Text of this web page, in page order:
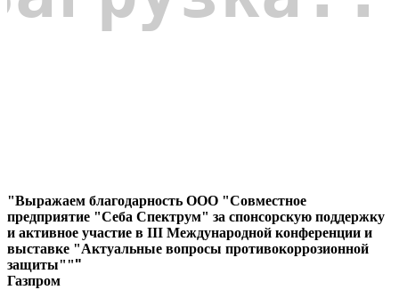
"Выражаем благодарность ООО "Совместное
предприятие "Себа Спектрум" за спонсорскую поддержку
и активное участие в III Международной конференции и
выставке "Актуальные вопросы противокоррозионной
защиты"""
Газпром